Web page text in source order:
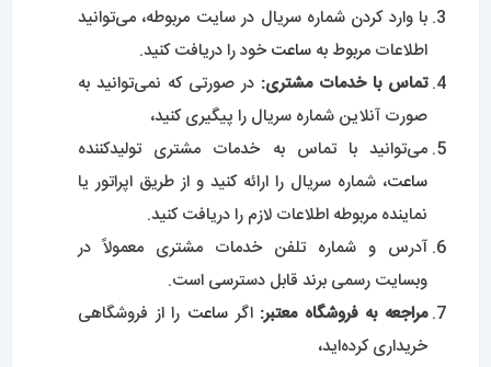
با وارد کردن شماره سریال در سایت مربوطه، می‌توانید
اطلاعات مربوط به ساعت خود را دریافت کنید.
تماس با خدمات مشتری: در صورتی که نمی‌توانید به
صورت آنلاین شماره سریال را پیگیری کنید،
می‌توانید با تماس به خدمات مشتری تولیدکننده
ساعت، شماره سریال را ارائه کنید و از طریق اپراتور یا
نماینده مربوطه اطلاعات لازم را دریافت کنید.
آدرس و شماره تلفن خدمات مشتری معمولاً در
وبسایت رسمی برند قابل دسترسی است.
مراجعه به فروشگاه معتبر: اگرساعت را از فروشگاهی
خریداری کرده‌اید،